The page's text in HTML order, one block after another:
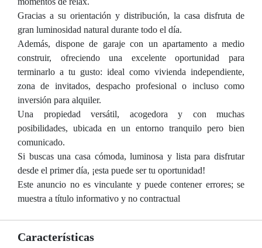
Gracias a su orientación y distribución, la casa disfruta de
gran luminosidad natural durante todo el día.
Además, dispone de garaje con un apartamento a medio
construir, ofreciendo una excelente oportunidad para
terminarlo a tu gusto: ideal como vivienda independiente,
zona de invitados, despacho profesional o incluso como
inversión para alquiler.
Una propiedad versátil, acogedora y con muchas
posibilidades, ubicada en un entorno tranquilo pero bien
comunicado.
Si buscas una casa cómoda, luminosa y lista para disfrutar
desde el primer día, ¡esta puede ser tu oportunidad!
Este anuncio no es vinculante y puede contener errores; se
muestra a título informativo y no contractual
Características